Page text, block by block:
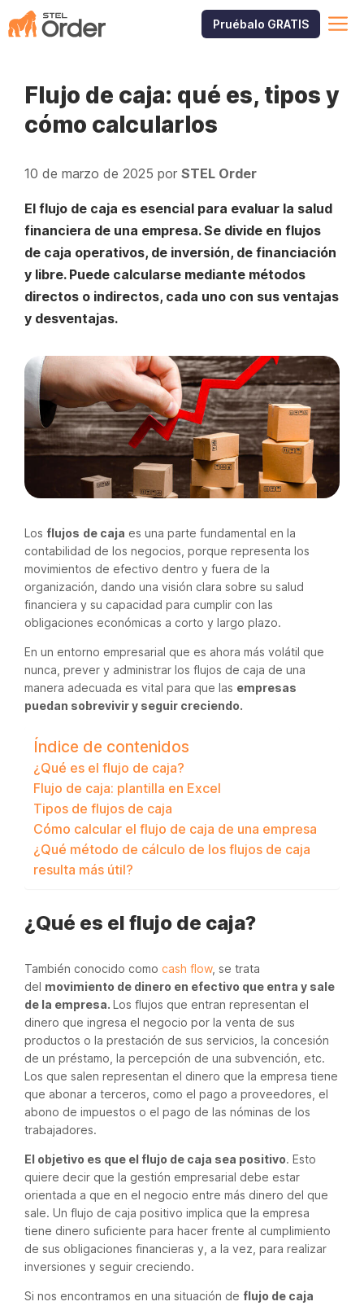
Saltar
al
Pruébalo GRATIS
Flujo de caja: qué es, tipos y
cómo calcularlos
10 de marzo de 2025 por STEL Order
El flujo de caja es esencial para evaluar la salud
financiera de una empresa. Se divide en flujos
de caja operativos, de inversión, de financiación
y libre. Puede calcularse mediante métodos
directos o indirectos, cada uno con sus ventajas
y desventajas.
Los flujos de caja es una parte fundamental en la
contabilidad de los negocios, porque representa los
movimientos de efectivo dentro y fuera de la
organización, dando una visión clara sobre su salud
financiera y su capacidad para cumplir con las
obligaciones económicas a corto y largo plazo.
En un entorno empresarial que es ahora más volátil que
nunca, prever y administrar los flujos de caja de una
manera adecuada es vital para que las empresas
puedan sobrevivir y seguir creciendo.
Índice de contenidos
¿Qué es el flujo de caja?
Flujo de caja: plantilla en Excel
Tipos de flujos de caja
Cómo calcular el flujo de caja de una empresa
¿Qué método de cálculo de los flujos de caja
resulta más útil?
¿Qué es el flujo de caja?
También conocido como cash flow, se trata
del movimiento de dinero en efectivo que entra y sale
de la empresa. Los flujos que entran representan el
dinero que ingresa el negocio por la venta de sus
productos o la prestación de sus servicios, la concesión
de un préstamo, la percepción de una subvención, etc.
Los que salen representan el dinero que la empresa tiene
que abonar a terceros, como el pago a proveedores, el
abono de impuestos o el pago de las nóminas de los
trabajadores.
El objetivo es que el flujo de caja sea positivo. Esto
quiere decir que la gestión empresarial debe estar
orientada a que en el negocio entre más dinero del que
sale. Un flujo de caja positivo implica que la empresa
tiene dinero suficiente para hacer frente al cumplimiento
de sus obligaciones financieras y, a la vez, para realizar
inversiones y seguir creciendo.
Si nos encontramos en una situación de flujo de caja